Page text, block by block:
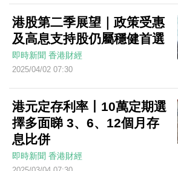
港股第二季展望｜政策受惠
及高息支持股仍屬穩健首選
即時新聞 香港財經
2025/04/02 07:30
港元定存利率丨10萬定期選
擇多面睇 3、6、12個月存
息比併
即時新聞 香港財經